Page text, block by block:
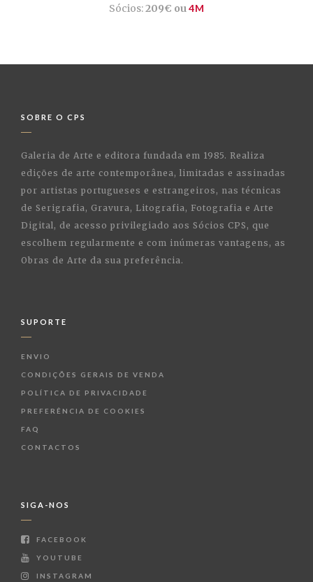
Sócios:209€ ou4M
SOBRE O CPS
Galeria de Arte e editora fundada em 1985. Realiza
edições de arte contemporânea, limitadas e assinadas
por artistas portugueses e estrangeiros, nas técnicas
de Serigrafia, Gravura, Litografia, Fotografia e Arte
Digital, de acesso privilegiado aos Sócios CPS, que
escolhem regularmente e com inúmeras vantagens, as
Obras de Arte da sua preferência.
SUPORTE
ENVIO
CONDIÇÕES GERAIS DE VENDA
POLÍTICA DE PRIVACIDADE
PREFERÊNCIA DE COOKIES
FAQ
CONTACTOS
SIGA-NOS
FACEBOOK
YOUTUBE
INSTAGRAM